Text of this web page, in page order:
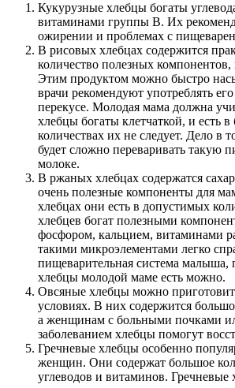
Кукурузные хлебцы богаты
витаминами группы В. Их
ожирении и проблемах с
В рисовых хлебцах содержится
количество полезных
Этим продуктом можно быстро
врачи рекомендуют употреблять
перекусе. Молодая мама должна
хлебцы богаты клетчаткой, и есть
количествах их не следует. Дело в
будет сложно переваривать такую
молоке.
В ржаных хлебцах содержатся
очень полезные компоненты для
хлебцах они есть в допустимых
хлебцев богат полезными
фосфором, кальцием, витаминами
такими микроэлементами легко
пищеварительная система малыша,
хлебцы молодой маме есть можно.
Овсяные хлебцы можно
условиях. В них содержится
а женщинам с больными почками
заболеванием хлебцы помогут
Гречневые хлебцы особенно
женщин. Они содержат большое
углеводов и витаминов.